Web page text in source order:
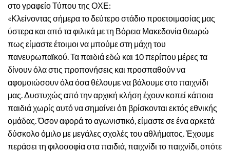
στο γραφείο Τύπου της ΟΧΕ:
«Κλείνοντας σήμερα το δεύτερο στάδιο προετοιμασίας μας
ύστερα και από τα φιλικά με τη Βόρεια Μακεδονία θεωρώ
πως είμαστε έτοιμοι να μπούμε στη μάχη του
πανευρωπαϊκού. Τα παιδιά εδώ και 10 περίπου μέρες τα
δίνουν όλα στις προπονήσεις και προσπαθούν να
αφομοιώσουν όλα όσα θέλουμε να βάλουμε στο παιχνίδι
μας. Δυστυχώς από την αρχική κλήση έχουν κοπεί κάποια
παιδιά χωρίς αυτό να σημαίνει ότι βρίσκονται εκτός εθνικής
ομάδας. Όσον αφορά το αγωνιστικό, είμαστε σε ένα αρκετά
δύσκολο όμιλο με μεγάλες σχολές του αθλήματος. Έχουμε
περάσει τη φιλοσοφία στα παιδιά, παιχνίδι το παιχνίδι, οπότε